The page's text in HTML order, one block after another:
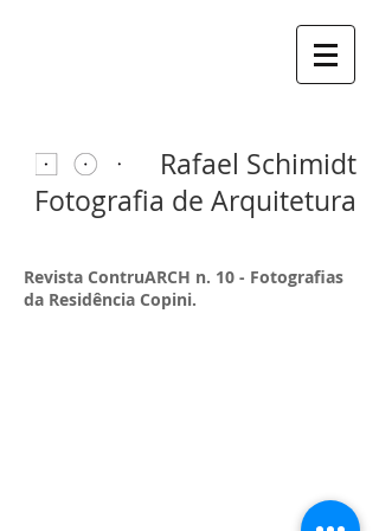
Rafael Schimidt
Fotografia de Arquitetura
Revista ContruARCH n. 10 - Fotografias
da Residência Copini.